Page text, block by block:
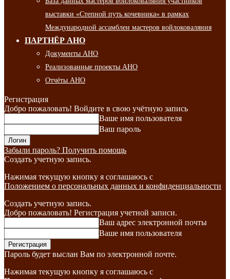
выставки «Степной путь кочевника» в рамках
Международной ассамблеи мастеров войлоковаляния
ПАРТНЁР АНО
Документы АНО
Реализованные проекты АНО
Отчёты АНО
Регистрация
Добро пожаловать! Войдите в свою учётную запись
Ваше имя пользователя
Ваш пароль
Забыли пароль? Получить помощь
Создать учетную запись.
Нажимая текущую кнопку я соглашаюсь с
Положением о персональных данных и конфиденциальности
Создать учетную запись.
Добро пожаловать! Регистрация учетной записи.
Ваш адрес электронной почты
Ваше имя пользователя
Пароль будет выслан Вам по электронной почте.
Нажимая текущую кнопку я соглашаюсь с